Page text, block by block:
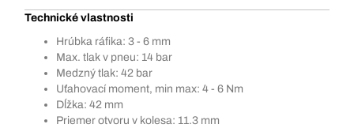
Technické vlastnosti
Hrúbka ráfika: 3 - 6 mm
Max. tlak v pneu: 14 bar
Medzný tlak: 42 bar
Uťahovací moment, min max: 4 - 6 Nm
Dĺžka: 42 mm
Priemer otvoru v kolesa: 11.3 mm